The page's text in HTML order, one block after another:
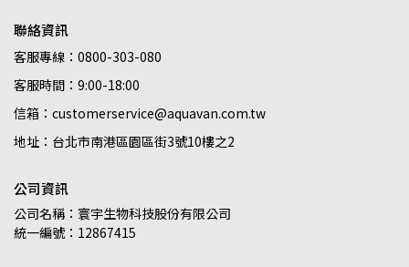
聯絡資訊
客服專線：0800-303-080
客服時間：9:00-18:00
信箱：customerservice@aquavan.com.tw
地址：台北市南港區園區街3號10樓之2
公司資訊
公司名稱：寰宇生物科技股份有限公司
統一編號：12867415